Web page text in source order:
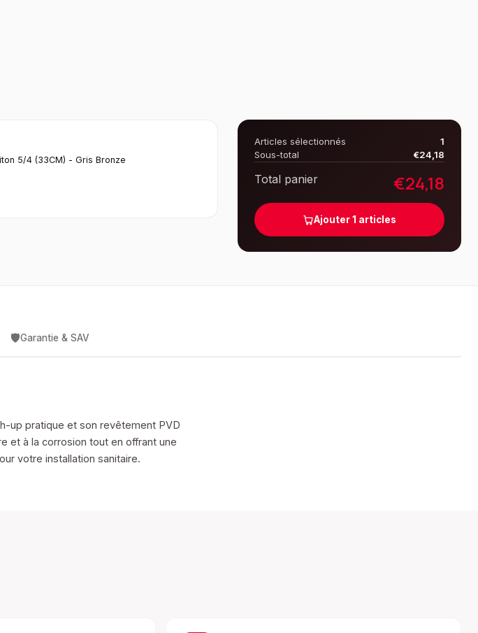
5/4 (33CM) - Gris Bronze
Articles sélectionnés
1
Sous-total
€24,18
Total panier €24,18
Ajouter1 articles
🛡️Garantie & SAV
up pratique et son revêtement PVD
et à la corrosion tout en offrant une
votre installation sanitaire.